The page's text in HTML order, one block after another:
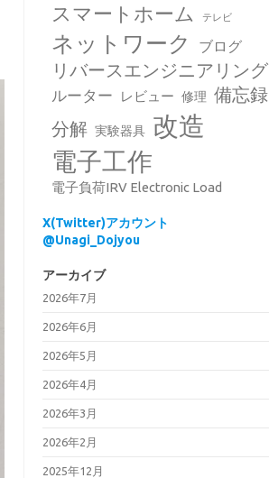
スマートホーム テレビ
ネットワーク ブログ
リバースエンジニアリング
ルーター レビュー 修理 備忘録
分解 実験器具 改造
電子工作
電子負荷IRV Electronic Load
X(Twitter)アカウント
@Unagi_Dojyou
アーカイブ
2026年7月
2026年6月
2026年5月
2026年4月
2026年3月
2026年2月
2025年12月